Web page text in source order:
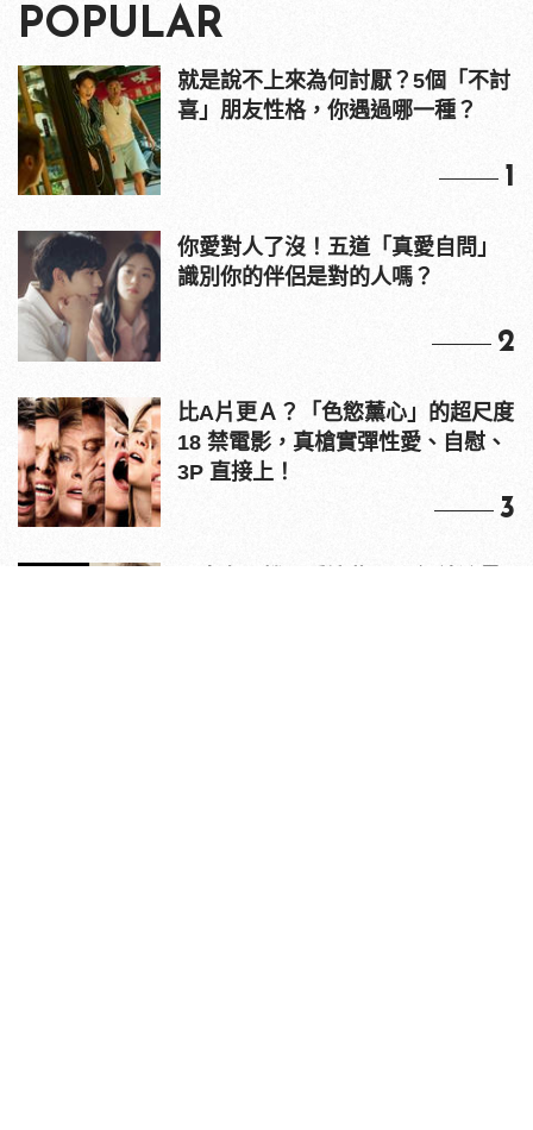
POPULAR
就是說不上來為何討厭？5個「不討
喜」朋友性格，你遇過哪一種？
1
你愛對人了沒！五道「真愛自問」
識別你的伴侶是對的人嗎？
2
比A片更Ａ？「色慾薰心」的超尺度
18 禁電影，真槍實彈性愛、自慰、
3P 直接上！
3